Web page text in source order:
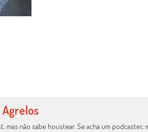
mas não sabe houstear. Se acha um